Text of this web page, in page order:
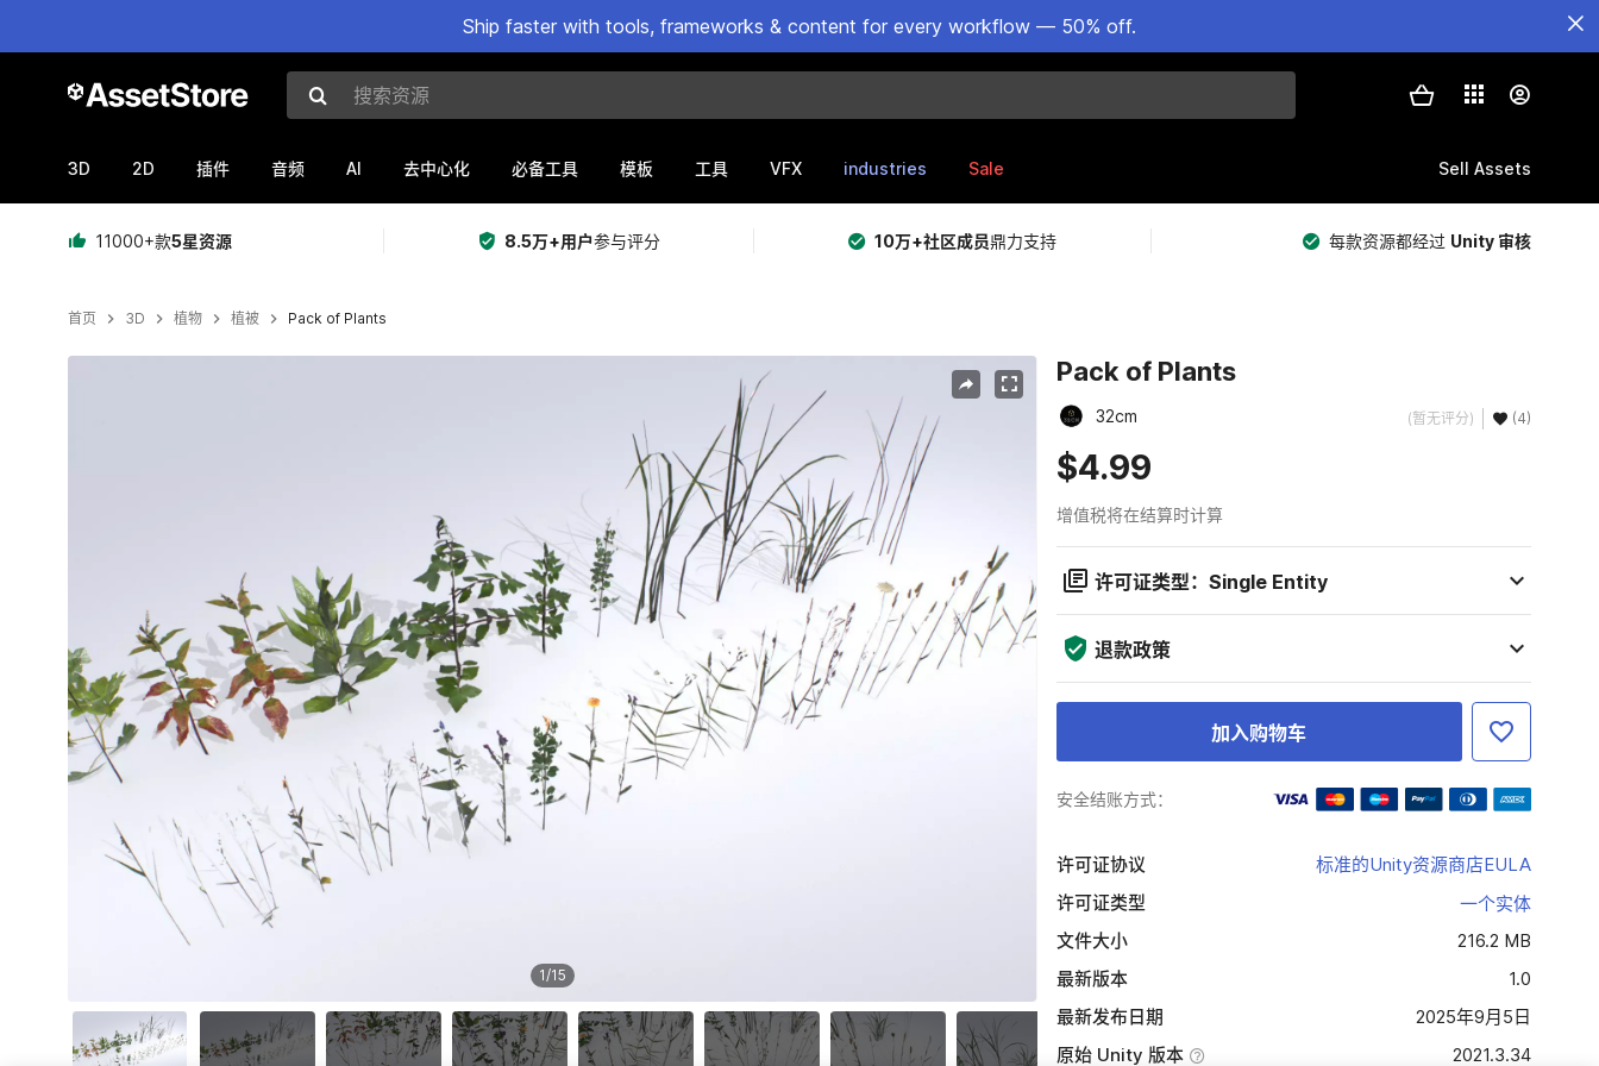
Ship faster with tools, frameworks & content for every workflow — 50% off.
搜索资源
3D 2D 插件 音频 AI 去中心化 必备工具 模板 工具 VFX industries Sale Sell Assets
11000+款5星资源 8.5万+用户参与评分 10万+社区成员鼎力支持 每款资源都经过 Unity 审核
首页 3D 植物 植被 Pack of Plants
1/15
Pack of Plants
32cm (暂无评分) (4)
$4.99
增值税将在结算时计算
许可证类型：Single Entity
退款政策
加入购物车
安全结账方式：
许可证协议
标准的Unity资源商店EULA
许可证类型
一个实体
文件大小
216.2 MB
最新版本
1.0
最新发布日期
2025年9月5日
原始 Unity 版本
2021.3.34